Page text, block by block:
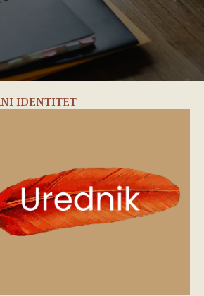
IDENTITET